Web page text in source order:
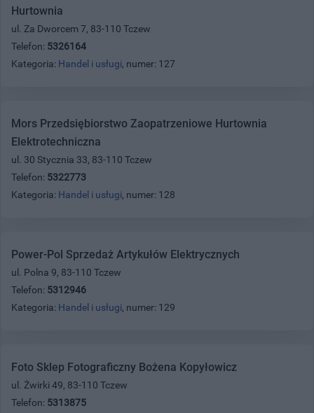
Hurtownia
ul. Za Dworcem 7, 83-110 Tczew
Telefon: 5326164
Kategoria: Handel i usługi, numer: 127
Mors Przedsiębiorstwo Zaopatrzeniowe Hurtownia
Elektrotechniczna
ul. 30 Stycznia 33, 83-110 Tczew
Telefon: 5322773
Kategoria: Handel i usługi, numer: 128
Power-Pol Sprzedaż Artykułów Elektrycznych
ul. Polna 9, 83-110 Tczew
Telefon: 5312946
Kategoria: Handel i usługi, numer: 129
Foto Sklep Fotograficzny Bożena Kopyłowicz
ul. Żwirki 49, 83-110 Tczew
Telefon: 5313875